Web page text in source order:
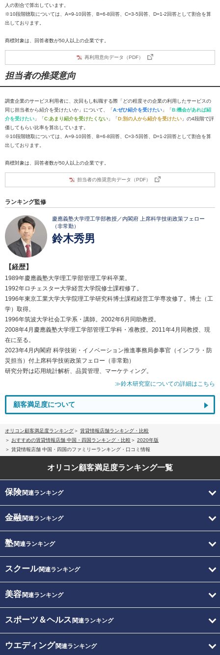
人の割合で算出しています。
※10段階聴取については、A=9-10回答、B=6-8回答、C=3-5回答、D=1-2回答として割合を算
出しております。
商標対象は、回答者数が50人以上の企業です。
再利用意向データ（PDF）
担当者の推奨意向
調査企業のサービス利用者に、次回もし転職する際「どの程度その企業の利用したサービスの
同じ担当者から紹介を受けたいか」について、「A:ぜひ紹介を受けたい 」「B:機会があれば紹
介を受けたい 」「C:あまり紹介を受けたくない 」「D:別の人から紹介を受けたい 」の4段階で評
価してもらい比率を算出しています。
※10段階聴取については、A=9-10回答、B=6-8回答、C=3-5回答、D=1-2回答として割合を算
出しております。
商標対象は、回答者数が50人以上の企業です。
担当者の推奨意向データ（PDF）
ランキング監修
慶應義塾大学理工学部教授／内閣府 上席科学技術政策フェロー
（非常勤）
鈴木秀男
【経歴】
1989年慶應義塾大学理工学部管理工学科卒業。
1992年ロチェスター大学経営大学院修士課程修了。
1996年東京工業大学大学院理工学研究科博士課程経営工学専攻修了。博士（工
学）取得。
1996年筑波大学社会工学系・講師。2002年6月同助教授。
2008年4月慶應義塾大学理工学部管理工学科・准教授。2011年4月同教授、現
在に至る。
2023年4月内閣府 科学技術・イノベーション推進事務局参事官（インフラ・防
災担当）付上席科学技術政策フェロー（非常勤）
研究分野は応用統計解析、品質管理、マーケティング。
≫鈴木研究室についての詳細はこちら
顧客満足度について
オリコン顧客満足度ランキング
賃貸情報店舗ランキング・比較
おすすめの賃貸情報店舗 中国・四国ランキング・比較
2020年版
賃貸情報店舗 中国・四国のファミリーランキング・口コミ情報
オリコン顧客満足度ランキング一覧
保険関連ランキング
金融関連ランキング
塾関連ランキング
スクール関連ランキング
美容関連ランキング
スポーツ＆ヘルス 関連ランキング
ウエディング関連ランキング